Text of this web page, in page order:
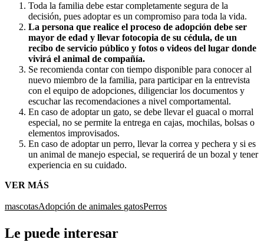
Toda la familia debe estar completamente segura de la
decisión, pues adoptar es un compromiso para toda la vida.
La persona que realice el proceso de adopción debe ser
mayor de edad y llevar fotocopia de su cédula, de un
recibo de servicio público y fotos o videos del lugar donde
vivirá el animal de compañía.
Se recomienda contar con tiempo disponible para conocer al
nuevo miembro de la familia, para participar en la entrevista
con el equipo de adopciones, diligenciar los documentos y
escuchar las recomendaciones a nivel comportamental.
En caso de adoptar un gato, se debe llevar el guacal o morral
especial, no se permite la entrega en cajas, mochilas, bolsas o
elementos improvisados.
En caso de adoptar un perro, llevar la correa y pechera y si es
un animal de manejo especial, se requerirá de un bozal y tener
experiencia en su cuidado.
VER MÁS
mascotasAdopción de animales gatosPerros
Le puede interesar